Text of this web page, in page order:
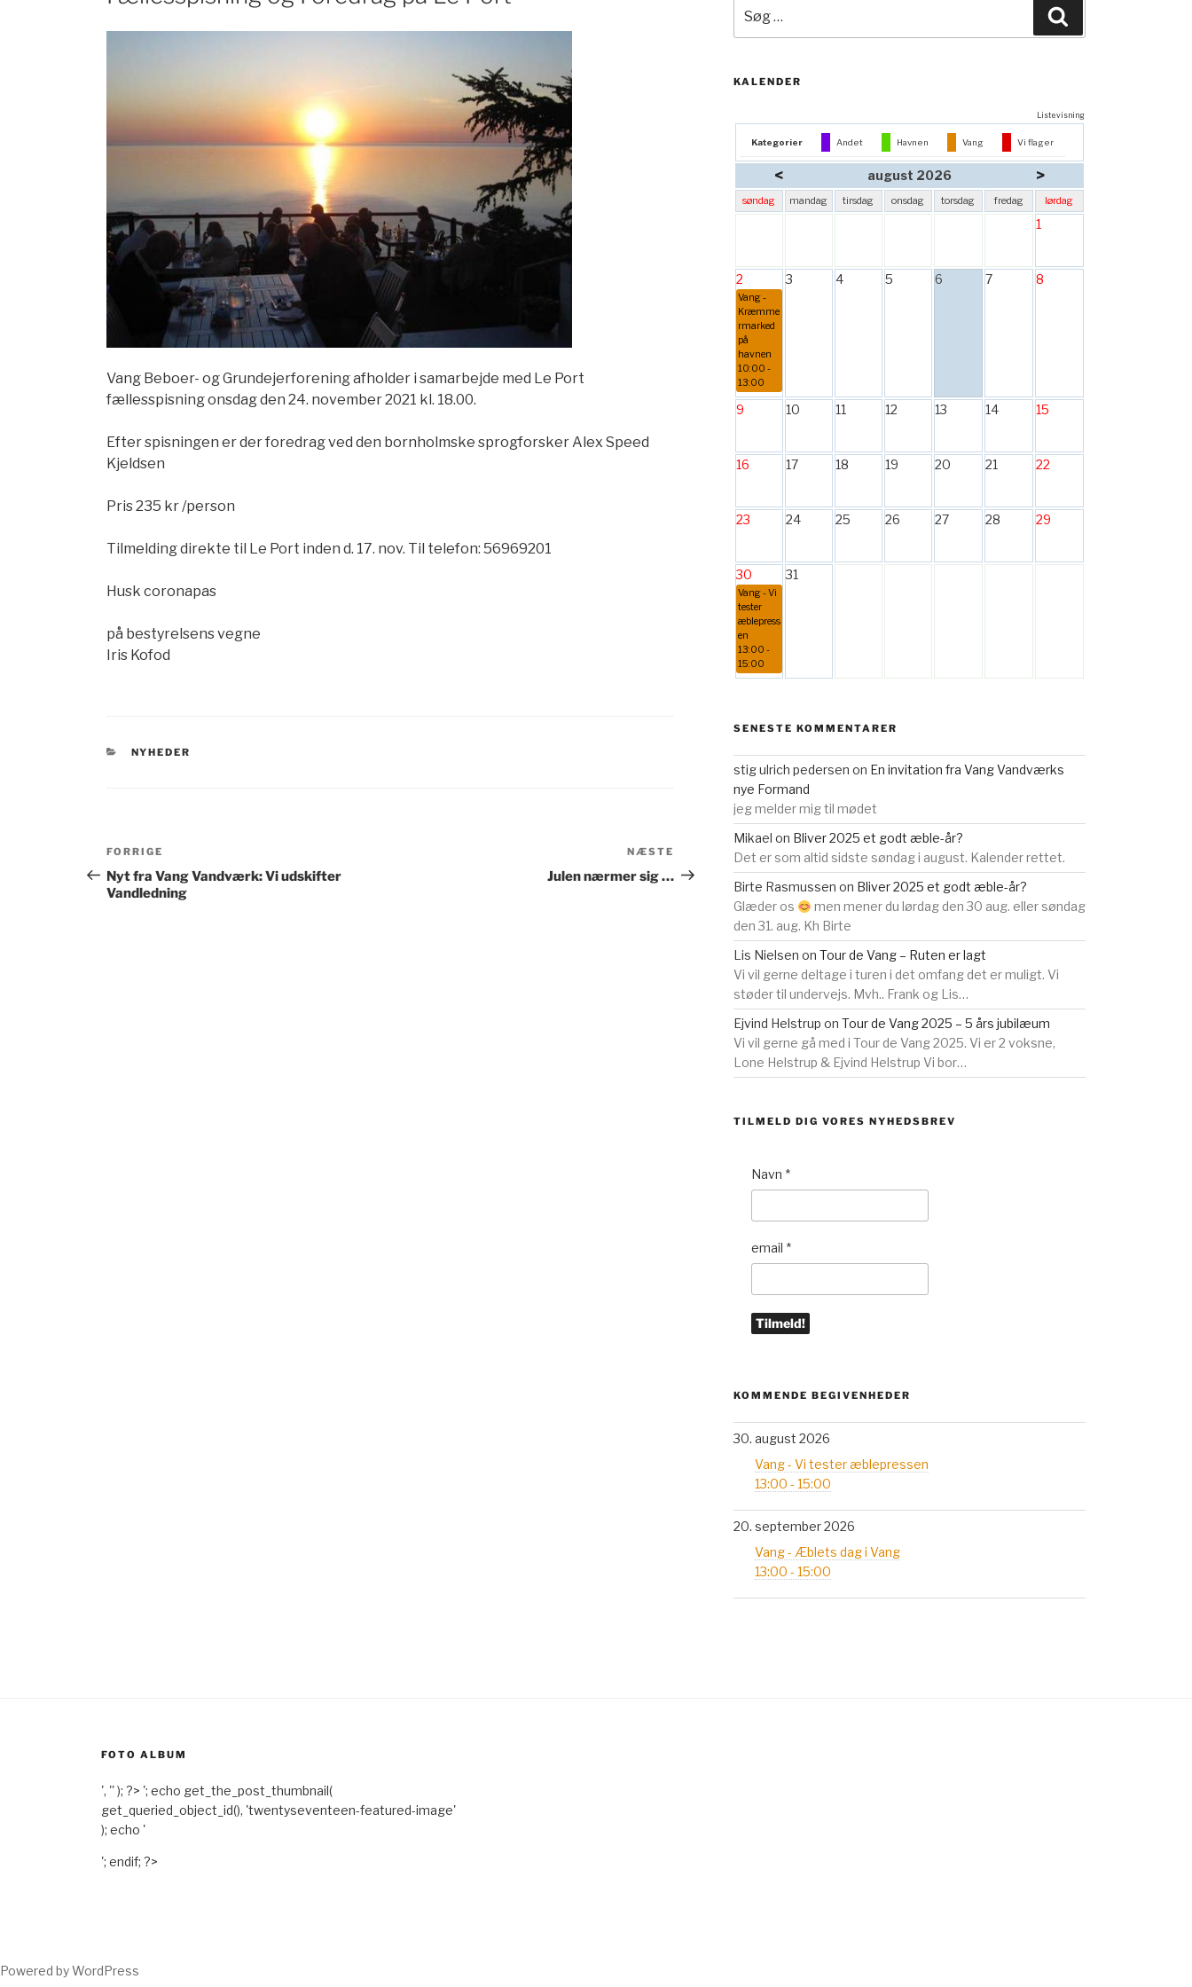
Vang Beboer- og Grundejerforening afholder i samarbejde med Le Port
fællesspisning onsdag den 24. november 2021 kl. 18.00.
Efter spisningen er der foredrag ved den bornholmske sprogforsker Alex Speed
Kjeldsen
Pris 235 kr /person
Tilmelding direkte til Le Port inden d. 17. nov. Til telefon: 56969201
Husk coronapas
på bestyrelsens vegne
Iris Kofod
KATEGORIER
NYHEDER
Indlægsnavigation
Forrige
indlæg
FORRIGE
Nyt fra Vang Vandværk: Vi udskifter
Vandledning
indlæg
NÆSTE
Julen nærmer sig …
efter:
KALENDER
Listevisning
Kategorier Andet Havnen Vang Vi flager
< august 2026 >
søndag mandag tirsdag onsdag torsdag fredag lørdag
1
2
Vang -
Kræmme
rmarked
på
havnen
10:00 -
13:00
3 4 5 6 7 8
9 10 11 12 13 14 15
16 17 18 19 20 21 22
23 24 25 26 27 28 29
30
Vang - Vi
tester
æblepress
en
13:00 -
15:00
31
SENESTE KOMMENTARER
stig ulrich pedersen on En invitation fra Vang Vandværks
nye Formand
jeg melder mig til mødet
Mikael on Bliver 2025 et godt æble-år?
Det er som altid sidste søndag i august. Kalender rettet.
Birte Rasmussen on Bliver 2025 et godt æble-år?
Glæder os
men mener du lørdag den 30 aug. eller søndag
den 31. aug. Kh Birte
Lis Nielsen on Tour de Vang – Ruten er lagt
Vi vil gerne deltage i turen i det omfang det er muligt. Vi
støder til undervejs. Mvh.. Frank og Lis…
Ejvind Helstrup on Tour de Vang 2025 – 5 års jubilæum
Vi vil gerne gå med i Tour de Vang 2025. Vi er 2 voksne,
Lone Helstrup & Ejvind Helstrup Vi bor…
TILMELD DIG VORES NYHEDSBREV
Navn *
email *
KOMMENDE BEGIVENHEDER
30. august 2026
Vang - Vi tester æblepressen
13:00 - 15:00
20. september 2026
Vang - Æblets dag i Vang
13:00 - 15:00
FOTO ALBUM
', '' ); ?> '; echo get_the_post_thumbnail(
get_queried_object_id(), 'twentyseventeen-featured-image'
); echo '
'; endif; ?>
Powered by WordPress